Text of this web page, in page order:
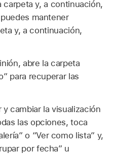
carpeta y, a continuación,
mantener
y, a continuación,
abre la carpeta
para recuperar las
cambiar la visualización
las opciones, toca
o “Ver como lista” y,
por fecha” u